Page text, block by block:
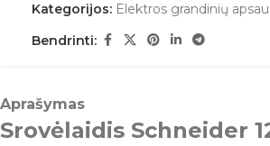
Kategorijos: Elektros grandinių
Bendrinti:
Aprašymas
Srovėlaidis Schneider